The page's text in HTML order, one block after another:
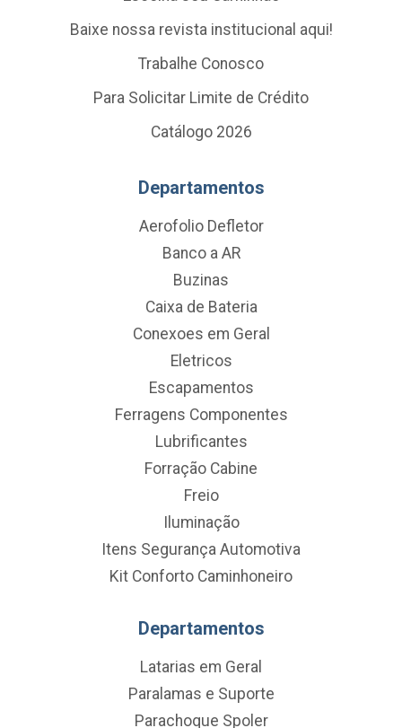
Baixe nossa revista institucional aqui!
Trabalhe Conosco
Para Solicitar Limite de Crédito
Catálogo 2026
Departamentos
Aerofolio Defletor
Banco a AR
Buzinas
Caixa de Bateria
Conexoes em Geral
Eletricos
Escapamentos
Ferragens Componentes
Lubrificantes
Forração Cabine
Freio
Iluminação
Itens Segurança Automotiva
Kit Conforto Caminhoneiro
Departamentos
Latarias em Geral
Paralamas e Suporte
Parachoque Spoler